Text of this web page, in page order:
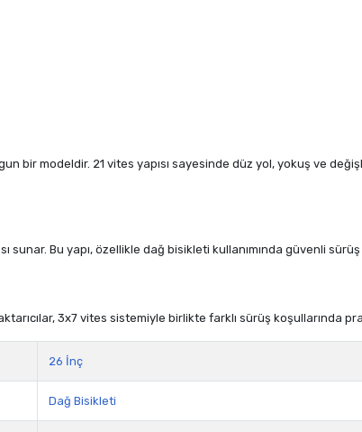
bir modeldir. 21 vites yapısı sayesinde düz yol, yokuş ve
Bu yapı, özellikle dağ bisikleti kullanımında güvenli sürüş
3x7 vites sistemiyle birlikte farklı sürüş koşullarında
26 İnç
Dağ Bisikleti